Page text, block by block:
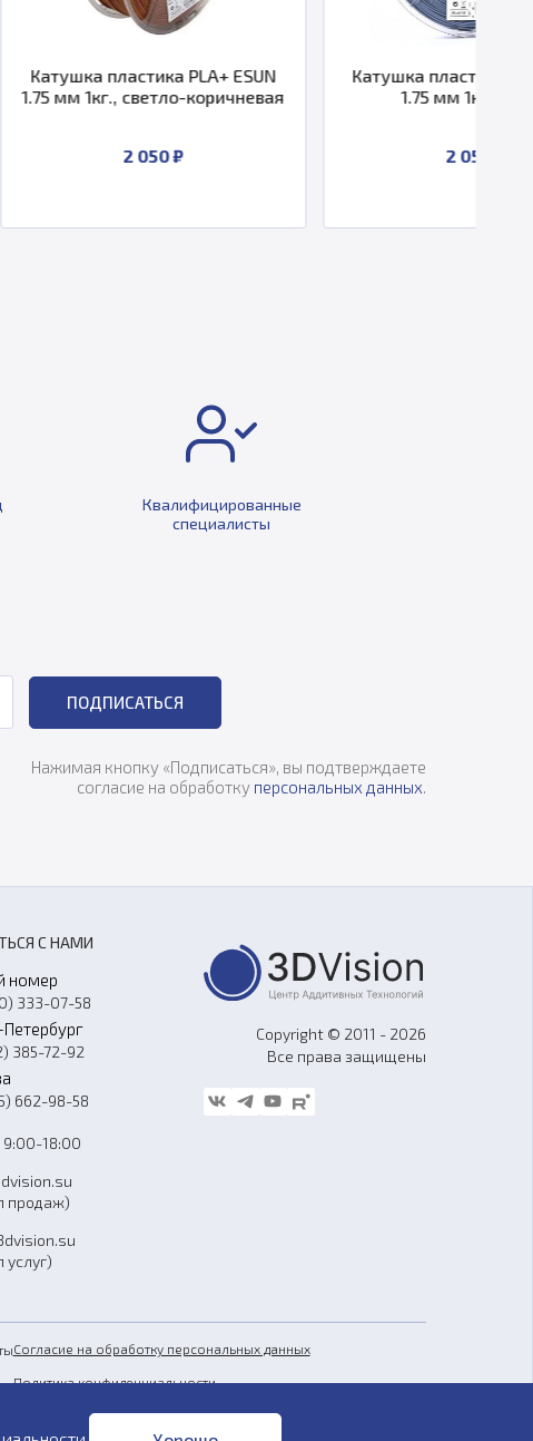
PLA+ ESUN
коричневая
Катушка пластика PLA+ ESUN
1.75 мм 1кг., серая
Квалифицированные
специалисты
ПОДПИСАТЬСЯ
Нажимая кнопку «Подписаться», вы подтверждаете
согласие на обработку персональных данных.
С НАМИ
номер
333-07-58
385-72-92
662-98-58
18:00
продаж)
услуг)
Copyright © 2011 - 2026
Все права защищены
Согласие на обработку персональных данных
Политика конфиденциальности
Публичная оферта